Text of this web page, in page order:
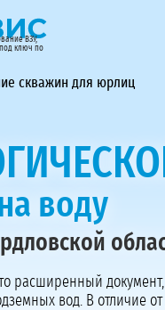
ВЗУ,
ключ по
скважин, проектирование
скважин для юрлиц
воду
расширенный документ,
вод. В отличие от